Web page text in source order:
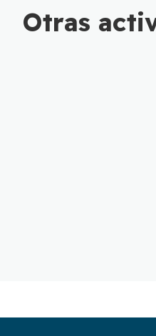
Otras